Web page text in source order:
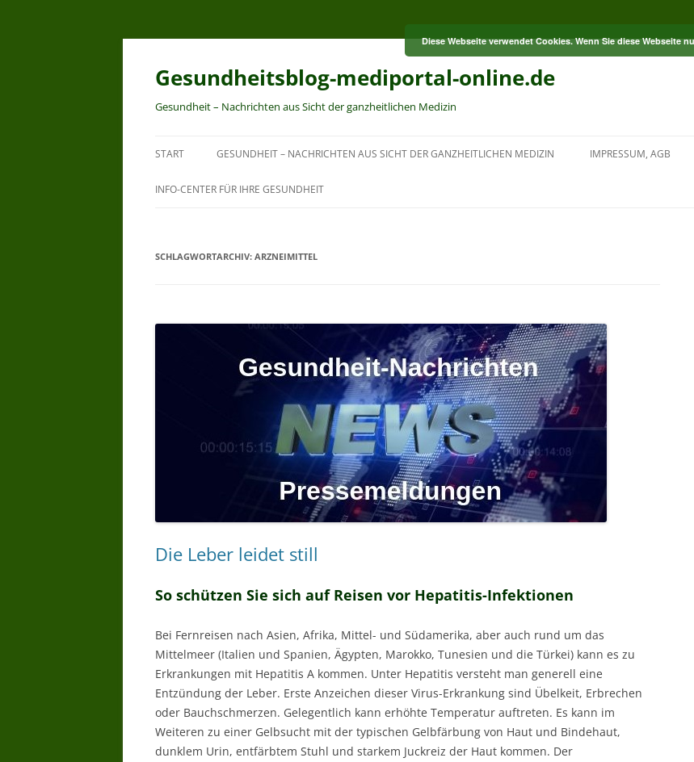
Zum
Gesundheitsblog-mediportal-online.de
Gesundheit – Nachrichten aus Sicht der ganzheitlichen Medizin
START GESUNDHEIT – NACHRICHTEN AUS SICHT DER GANZHEITLICHEN MEDIZIN IMPRESSUM, AGB
INFO-CENTER FÜR IHRE GESUNDHEIT
SCHLAGWORTARCHIV: ARZNEIMITTEL
Die Leber leidet still
So schützen Sie sich auf Reisen vor Hepatitis-Infektionen
Bei Fernreisen nach Asien, Afrika, Mittel- und Südamerika, aber auch rund um das
Mittelmeer (Italien und Spanien, Ägypten, Marokko, Tunesien und die Türkei) kann es zu
Erkrankungen mit Hepatitis A kommen. Unter Hepatitis versteht man generell eine
Entzündung der Leber. Erste Anzeichen dieser Virus-Erkrankung sind Übelkeit, Erbrechen
oder Bauchschmerzen. Gelegentlich kann erhöhte Temperatur auftreten. Es kann im
Weiteren zu einer Gelbsucht mit der typischen Gelbfärbung von Haut und Bindehaut,
dunklem Urin, entfärbtem Stuhl und starkem Juckreiz der Haut kommen. Der
Diese Webseite verwendet Cookies. Wenn Sie diese Webseite